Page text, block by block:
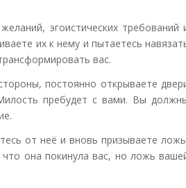
эгоистических требований
их к нему и пытаетесь
вас.
постоянно открываете
пребудет с вами. Вы
от неё и вновь призываете
она покинула вас, но ложь